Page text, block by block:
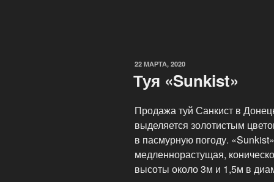
22 МАРТА, 2020
Туя «Sunkist»
Продажа туй Санкист в
выделяется золотистым
в пасмурную погоду.
медленнорастущая,
высоты около 3м и 1,5м в